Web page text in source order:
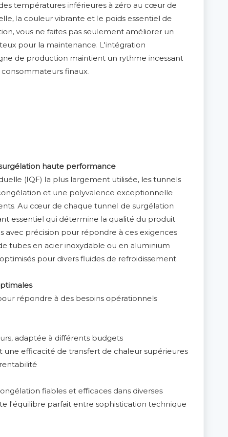
températures inférieures à zéro au cœur de
la couleur vibrante et le poids essentiel de
vous ne faites pas seulement améliorer un
pour la maintenance. L'intégration
de production maintient un rythme incessant
finaux.
haute performance
(IQF) la plus largement utilisée, les tunnels
et une polyvalence exceptionnelle
Au cœur de chaque tunnel de surgélation
essentiel qui détermine la qualité du produit
avec précision pour répondre à ces exigences
tubes en acier inoxydable ou en aluminium
pour divers fluides de refroidissement.
répondre à des besoins opérationnels
adaptée à différents budgets
efficacité de transfert de chaleur supérieures
fiables et efficaces dans diverses
l'équilibre parfait entre sophistication technique